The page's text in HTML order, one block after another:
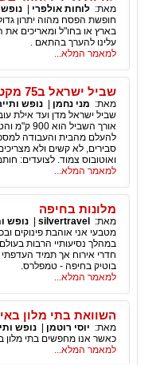
מאת: לוחות אולפרי נופש
חופשת הפסח מהוה יתרון
בארץ או בחו"ל ומאריכים את
עלינו להערך בהתאם .
למאמר המלא...
שביל ישראל ב75 מקטעים
מאת: מני נחמן נופש
שביל ישראל מדן ועד אילת
אורך
סבירים, לא קשים ולא
ואוטובוס צמוד. לצועדים:
למאמר המלא...
מלונות בחיפה
מאת: silvertravel נופש
מטבעי אני אוהבת פינוקים
במהלך נסיעותיי הרבות
חדרי אירוח אך תמיד העדפתי
בוטיק בחיפה - טמפלרס.
למאמר המלא...
השוואת בתי מלון
מאת: יוסי רוטמן נופש
כאשר אנו מחפשים בתי מלון
למאמר המלא...